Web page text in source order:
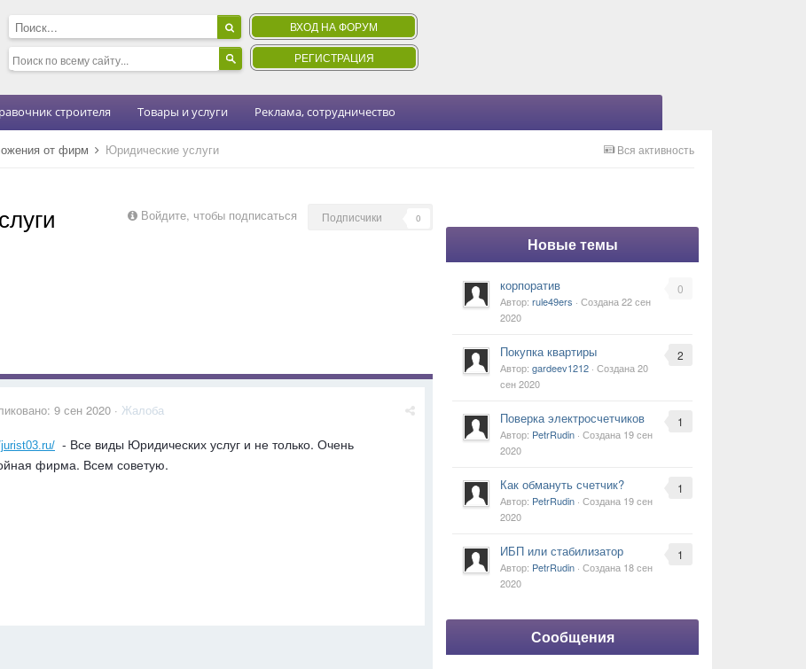
ВХОД НА ФОРУМ
РЕГИСТРАЦИЯ
строителя Товары и услуги Реклама, сотрудничество
Вся активность
от фирм Юридические услуги
Войдите, чтобы подписаться Подписчики 0
9 сен 2020 · Жалоба
- Все виды Юридических услуг и не только. Очень
фирма. Всем советую.
Новые темы
0
корпоратив
Автор: rule49ers · Создана22 сен
2020
2
Покупка квартиры
Автор: gardeev1212 · Создана20
сен 2020
1
Поверка электросчетчиков
Автор: PetrRudin · Создана 19 сен
2020
1
Как обмануть счетчик?
Автор: PetrRudin · Создана 19 сен
2020
1
ИБП или стабилизатор
Автор: PetrRudin · Создана 18 сен
2020
Сообщения